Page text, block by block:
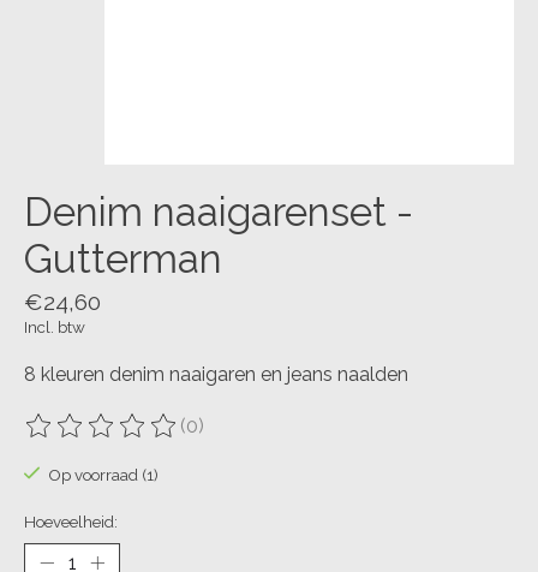
Denim naaigarenset -
Gutterman
€24,60
Incl. btw
8 kleuren denim naaigaren en jeans naalden
De beoordeling van dit product is
(0)
Op voorraad (1)
Hoeveelheid: